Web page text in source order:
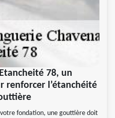
78, un
renforcer l’étanchéité
fondation, une gouttière doit